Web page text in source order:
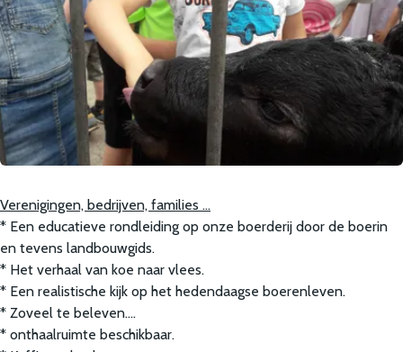
Verenigingen, bedrijven, families …
* Een educatieve rondleiding op onze boerderij door de boerin
en tevens landbouwgids.
* Het verhaal van koe naar vlees.
* Een realistische kijk op het hedendaagse boerenleven.
* Zoveel te beleven….
* onthaalruimte beschikbaar.